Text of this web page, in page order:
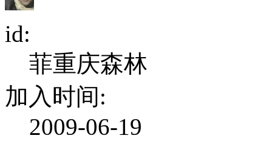
id:
菲重庆森林
加入时间:
2009-06-19